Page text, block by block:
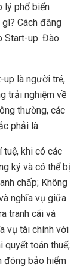
lý phổ biến
Cách đăng
Start-up. Đào
up là người trẻ,
trải nghiệm về
thường, các
phải là:
tuệ, khi có các
ký và có thể bị
chấp; Không
nghĩa vụ giữa
tranh cãi và
vụ tài chính với
quyết toán thuế;
đóng bảo hiểm